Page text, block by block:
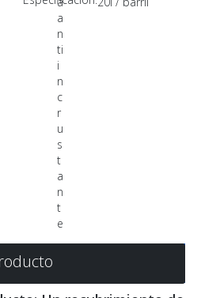
a
n
ti
i
n
c
r
u
s
t
a
n
t
e